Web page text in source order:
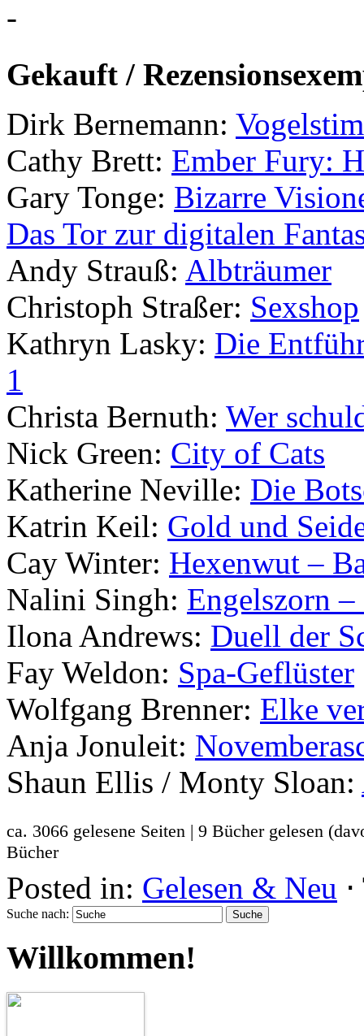
-
Gekauft /
Dirk Bernemann:
Cathy Brett: Ember Fury:
Gary Tonge: Bizarre
Das Tor zur digitalen
Andy Strauß: Albträumer
Christoph Straßer: Sexshop
Kathryn Lasky: Die
1
Christa Bernuth: Wer
Nick Green: City of Cats
Katherine Neville: Die
Katrin Keil: Gold und
Cay Winter: Hexenwut –
Nalini Singh: Engelszorn
Ilona Andrews: Duell der
Fay Weldon: Spa-Geflüster
Wolfgang Brenner: Elke
Anja Jonuleit:
Shaun Ellis / Monty Sloan:
ca. 3066 gelesene Seiten | 9 Bücher gelesen
Bücher
Posted in: Gelesen & Neu ⋅
Suche nach:
Willkommen!